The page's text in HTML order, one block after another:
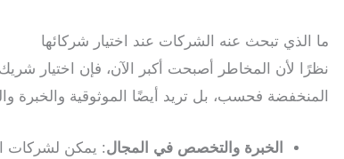
ما الذي تبحث عنه الشركات عند اختيار شركائها
نظرًا لأن المخاطر أصبحت أكبر الآن، فإن اختيار
المنخفضة فحسب، بل تريد أيضًا الموثوقية والخبرة
الخبرة والتخصص في المجال: يمكن لشركات